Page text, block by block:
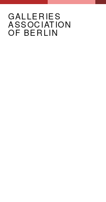
Skip
main
content
GALLERIES
ASSOCIATION
OF BERLIN